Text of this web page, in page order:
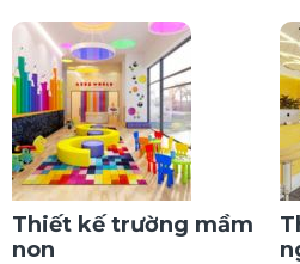
Thiết kế trường mầm
non